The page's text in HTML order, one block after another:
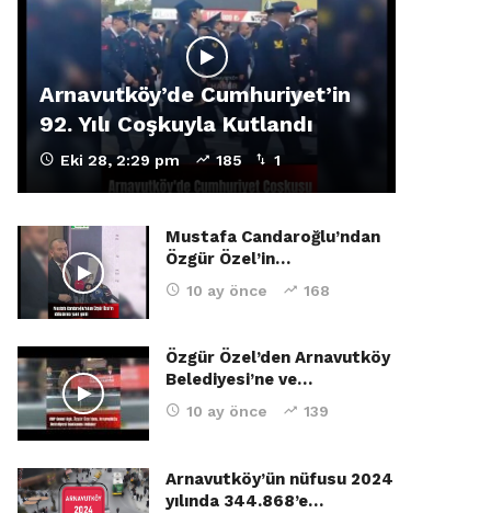
Arnavutköy’de Cumhuriyet’in
92. Yılı Coşkuyla Kutlandı
Eki 28, 2:29 pm 185 1
Mustafa Candaroğlu’ndan
Özgür Özel’in…
10 ay önce 168
Özgür Özel’den Arnavutköy
Belediyesi’ne ve…
10 ay önce 139
Arnavutköy’ün nüfusu 2024
yılında 344.868’e…